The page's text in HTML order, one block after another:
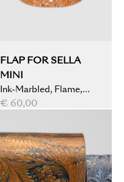
FLAP FOR SELLA
MINI
Ink-Marbled, Flame,
Orange
€ 60,00